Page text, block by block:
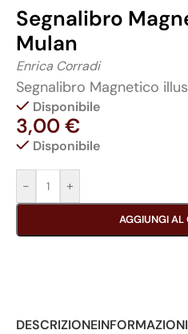
Segnalibro
Mulan
Enrica Corradi
Segnalibro Magnetico
Disponibile
3,00€
Disponibile
- +
AGGIUNGI AL
DESCRIZIONE